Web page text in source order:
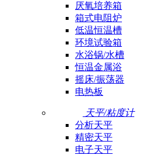
厌氧培养箱
箱式电阻炉
低温恒温槽
环境试验箱
水浴锅/水槽
恒温金属浴
摇床/振荡器
电热板
天平/粘度计
分析天平
精密天平
电子天平